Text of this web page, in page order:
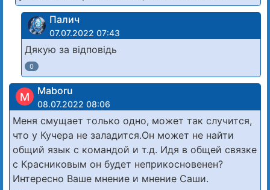
Палич
07.07.2022 07:43
Дякую за відповідь
0
M Maboru
08.07.2022 08:06
Меня смущает только одно, может так случится,
что у Кучера не заладится.Он может не найти
общий язык с командой и т.д. Идя в общей связке
с Красниковым он будет неприкосновенен?
Интересно Ваше мнение и мнение Саши.